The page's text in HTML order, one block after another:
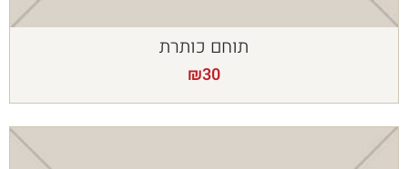
תוחם כותרת
₪30